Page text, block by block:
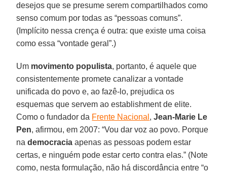
desejos que se presume serem compartilhados como
senso comum por todas as “pessoas comuns”.
(Implícito nessa crença é outra: que existe uma coisa
como essa “vontade geral”.)
Um movimento populista, portanto, é aquele que
consistentemente promete canalizar a vontade
unificada do povo e, ao fazê-lo, prejudica os
esquemas que servem ao establishment de elite.
Como o fundador da Frente Nacional ,Jean-Marie Le
Pen, afirmou, em 2007: “Vou dar voz ao povo. Porque
nademocracia apenas as pessoas podem estar
certas, e ninguém pode estar certo contra elas.” (Note
como, nesta formulação, não há discordância entre “o